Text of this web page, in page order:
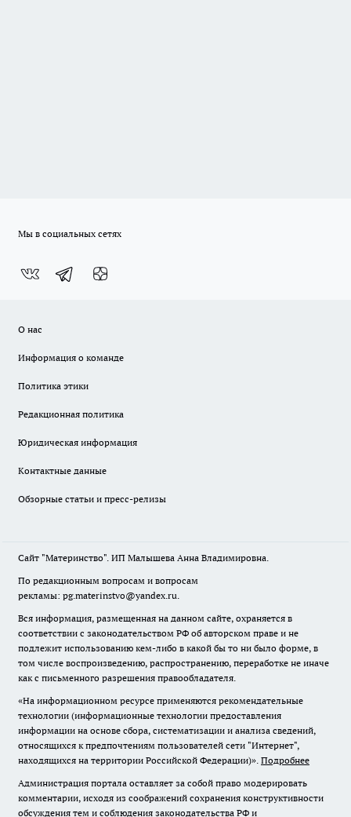
Мы в социальных сетях
О нас
Информация о команде
Политика этики
Редакционная политика
Юридическая информация
Контактные данные
Обзорные статьи и пресс-релизы
Сайт "Материнство". ИП Малышева Анна Владимировна.
По редакционным вопросам и вопросам
рекламы: pg.materinstvo@yandex.ru.
Вся информация, размещенная на данном сайте, охраняется в
соответствии с законодательством РФ об авторском праве и не
подлежит использованию кем-либо в какой бы то ни было форме, в
том числе воспроизведению, распространению, переработке не иначе
как с письменного разрешения правообладателя.
«На информационном ресурсе применяются рекомендательные
технологии (информационные технологии предоставления
информации на основе сбора, систематизации и анализа сведений,
относящихся к предпочтениям пользователей сети "Интернет",
находящихся на территории Российской Федерации)». Подробнее
Администрация портала оставляет за собой право модерировать
комментарии, исходя из соображений сохранения конструктивности
обсуждения тем и соблюдения законодательства РФ и